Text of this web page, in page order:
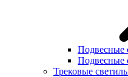
Подвесные
Подвесные
Трековые